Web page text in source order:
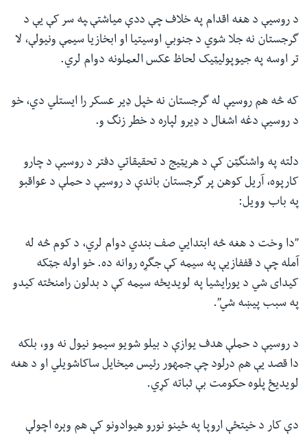
لاړ
شئ
سرمقاله
له مونږ سره په تماس کې پاتې شئ
ژبې
د روسیې د هغه اقدام په خلاف چې ددې میاشتې ‍په سر کې یې د
گرجستان نه جلا شوي د جنوبي اوسیتیا او ابخازیا سیمې ونیولې، لا
تر اوسه په جیوپولیټیک لحاظ عکس العملونه دوام لري.
که څه هم روسیې له گرجستان نه خپل ډیر عسکر را ایستلي دي، خو
د روسیې دغه اشغال د ډیرو لپاره د خطر زنگ و.
دلته په واشنگټن کې د هریټیج د تحقیقاتي دفتر د روسیې د چارو
کارپوه، آریل کوهن پر گرجستان باندې د روسیې د حملې د عواقبو
په باب وویل:
”دا وخت د هغه څه ابتدايي صف بندي دوام لري، د کوم څه له
آمله چې د قففازیې په سیمه کې جگړه روانه ده. خو اوله جټکه
کیدای شي د یورایشیا په لویدیځه سیمه کې د بدلون رامنځته کیدو
په سبب پیښه شي”.
د روسیې د حملې هدف یوازې د بیلو شویو سیمو نیول نه وو، بلکه
دا قصد یې هم درلود چې جمهور رئیس میخایل ساکاشویلي او د هغه
لویدیځ پلوه حکومت بې ثباته کړي.
دې کار د خیتځې اروپا په ځینو نورو هیوادونو کې هم وېره اچولې